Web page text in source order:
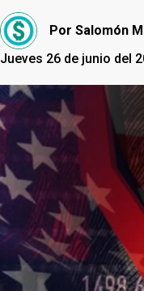
Por Salomón
Jueves 26 de junio del